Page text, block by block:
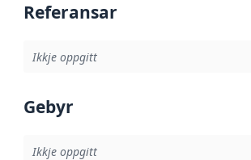
Referansar
Ikkje oppgitt
Gebyr
Ikkje oppgitt